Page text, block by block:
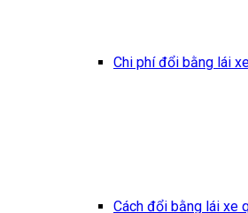
Chi phí đổi bằng lái
Cách đổi bằng lái xe